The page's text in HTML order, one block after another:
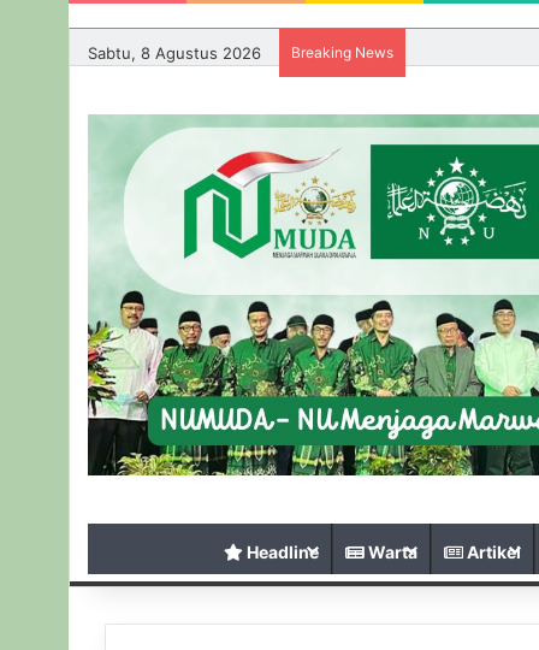
Sabtu, 8 Agustus 2026 Breaking News
Headline Warta Artikel